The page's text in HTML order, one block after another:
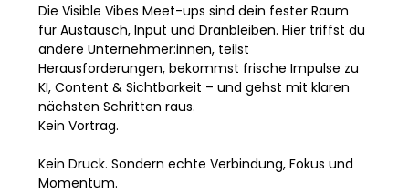
Die Visible Vibes Meet-ups sind dein fester Raum
für Austausch, Input und Dranbleiben. Hier triffst du
andere Unternehmer:innen, teilst
Herausforderungen, bekommst frische Impulse zu
KI, Content & Sichtbarkeit – und gehst mit klaren
nächsten Schritten raus.
Kein Vortrag.
Kein Druck. Sondern echte Verbindung, Fokus und
Momentum.